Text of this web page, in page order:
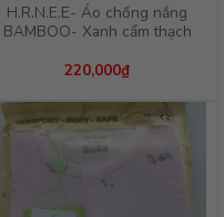
H.R.N.E.E- Áo chống nắng
BAMBOO- Xanh cẩm thạch
220,000₫